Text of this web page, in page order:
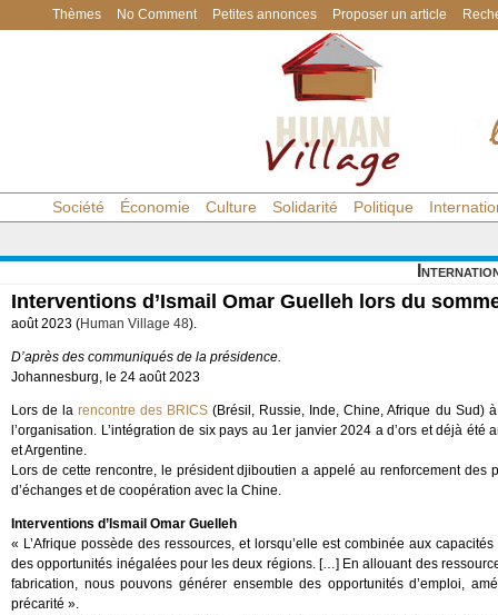
Thèmes No Comment Petites annonces Proposer un article
Société Économie Culture Solidarité Politique
Interventions d’Ismail Omar Guelleh lors du
août 2023 (Human Village 48).
D’après des communiqués de la présidence.
Johannesburg, le 24 août 2023
Lors de larencontre des BRICS (Brésil, Russie, Inde, Chine, Afrique du Sud)
l’organisation. L’intégration de six pays au 1er janvier 2024 a d’ors et déjà
et Argentine.
Lors de cette rencontre, le président djiboutien a appelé au renforcement des
d’échanges et de coopération avec la Chine.
Interventions d’Ismail Omar Guelleh
« L’Afrique possède des ressources, et lorsqu’elle est combinée aux
des opportunités inégalées pour les deux régions. […] En allouant des
fabrication, nous pouvons générer ensemble des opportunités d’emploi,
précarité ».